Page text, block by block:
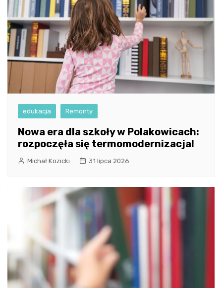
edukacja Remonty
Nowa era dla szkoły w Polakowicach:
rozpoczęła się termomodernizacja!
Michał Kozicki 31 lipca 2026